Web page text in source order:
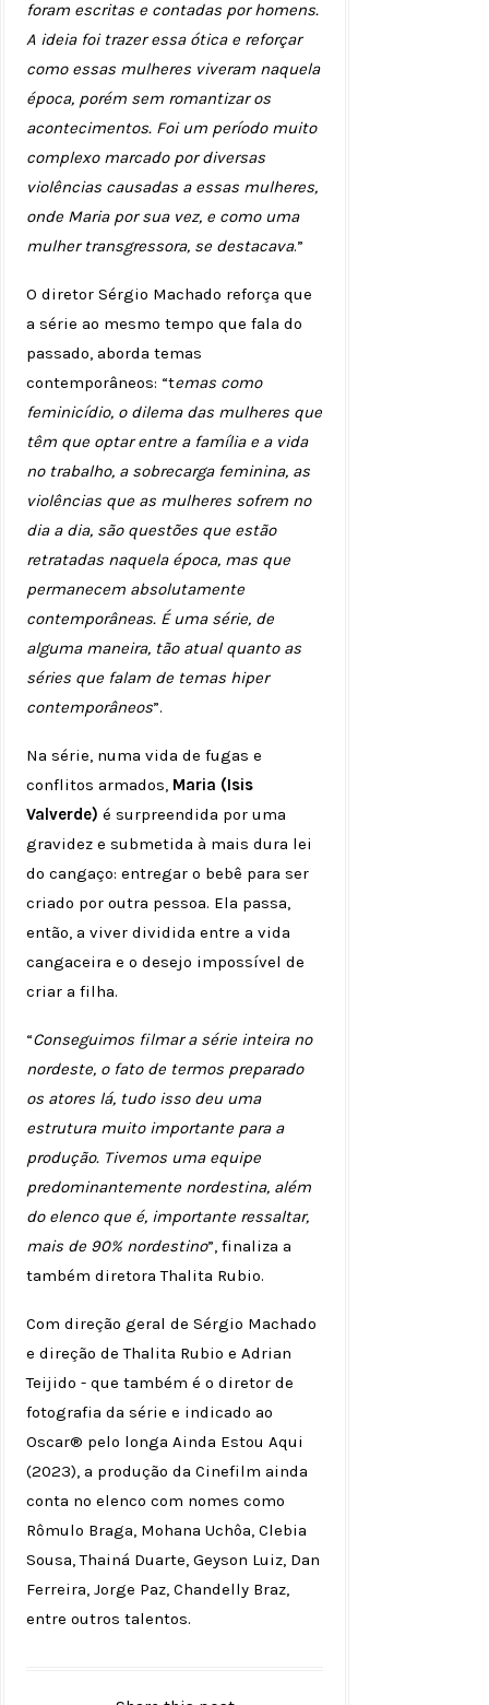
foram escritas e contadas por homens.
A ideia foi trazer essa ótica e reforçar
como essas mulheres viveram naquela
época, porém sem romantizar os
acontecimentos. Foi um período muito
complexo marcado por diversas
violências causadas a essas mulheres,
onde Maria por sua vez, e como uma
mulher transgressora, se destacava.”
O diretor Sérgio Machado reforça que
a série ao mesmo tempo que fala do
passado, aborda temas
contemporâneos: “temas como
feminicídio, o dilema das mulheres que
têm que optar entre a família e a vida
no trabalho, a sobrecarga feminina, as
violências que as mulheres sofrem no
dia a dia, são questões que estão
retratadas naquela época, mas que
permanecem absolutamente
contemporâneas. É uma série, de
alguma maneira, tão atual quanto as
séries que falam de temas hiper
contemporâneos”.
Na série, numa vida de fugas e
conflitos armados, Maria (Isis
Valverde) é surpreendida por uma
gravidez e submetida à mais dura lei
do cangaço: entregar o bebê para ser
criado por outra pessoa. Ela passa,
então, a viver dividida entre a vida
cangaceira e o desejo impossível de
criar a filha.
“Conseguimos filmar a série inteira no
nordeste, o fato de termos preparado
os atores lá, tudo isso deu uma
estrutura muito importante para a
produção. Tivemos uma equipe
predominantemente nordestina, além
do elenco que é, importante ressaltar,
mais de 90% nordestino”, finaliza a
também diretora Thalita Rubio.
Com direção geral de Sérgio Machado
e direção de Thalita Rubio e Adrian
Teijido - que também é o diretor de
fotografia da série e indicado ao
Oscar® pelo longa Ainda Estou Aqui
(2023), a produção da Cinefilm ainda
conta no elenco com nomes como
Rômulo Braga, Mohana Uchôa, Clebia
Sousa, Thainá Duarte, Geyson Luiz, Dan
Ferreira, Jorge Paz, Chandelly Braz,
entre outros talentos.